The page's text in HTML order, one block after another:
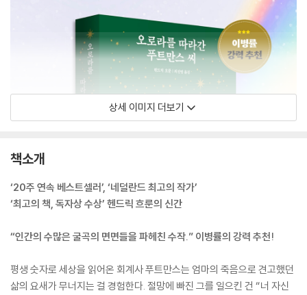
상세 이미지 더보기
책소개
‘20주 연속 베스트셀러’, ‘네덜란드 최고의 작가’
‘최고의 책, 독자상 수상’ 헨드릭 흐룬의 신간
“인간의 수많은 굴곡의 면면들을 파헤친 수작.” 이병률의 강력 추천!
평생 숫자로 세상을 읽어온 회계사 푸트만스는 엄마의 죽음으로 견고했던
삶의 요새가 무너지는 걸 경험한다. 절망에 빠진 그를 일으킨 건 “너 자신